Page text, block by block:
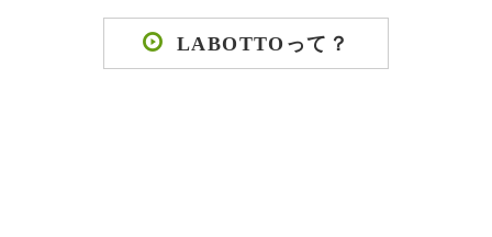
LABOTTOって？